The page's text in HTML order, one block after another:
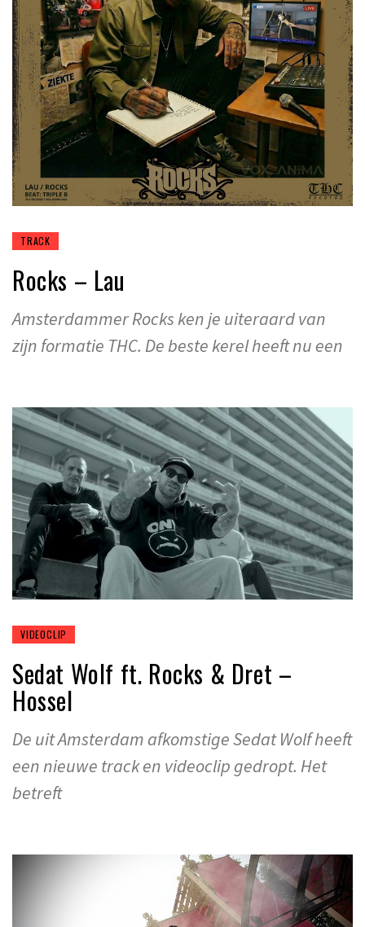
TRACK
Rocks – Lau
Amsterdammer Rocks ken je uiteraard van
zijn formatie THC. De beste kerel heeft nu een
VIDEOCLIP
Sedat Wolf ft. Rocks & Dret –
Hossel
De uit Amsterdam afkomstige Sedat Wolf heeft
een nieuwe track en videoclip gedropt. Het
betreft